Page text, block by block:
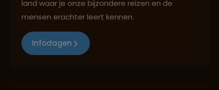
land waar je onze bijzondere reizen en de
mensen erachter leert kennen.
Infodagen